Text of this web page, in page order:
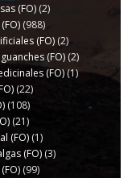
(FO) (2)
(988)
(FO) (2)
(FO) (2)
(FO)(1)
(22)
(108)
(21)
(FO) (1)
(FO) (3)
(99)